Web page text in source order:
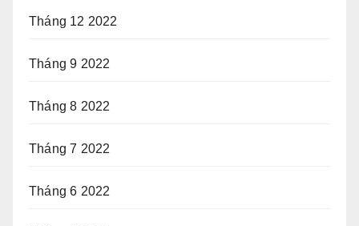
Tháng 12 2022
Tháng 9 2022
Tháng 8 2022
Tháng 7 2022
Tháng 6 2022